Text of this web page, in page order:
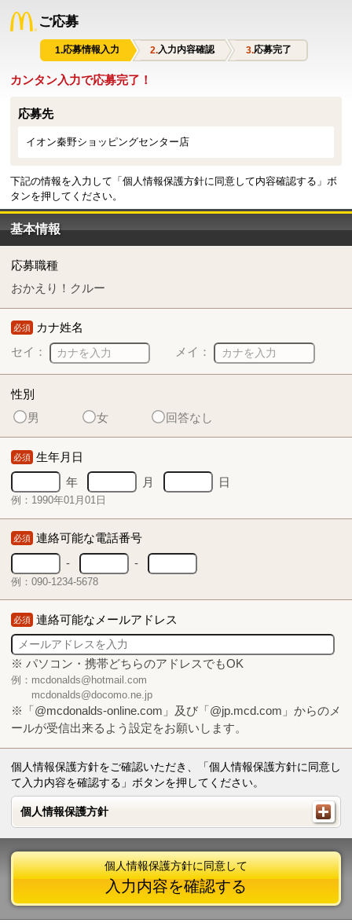
ご応募
応募情報入力 入力内容確認 応募完了
カンタン入力で応募完了！
応募先
イオン秦野ショッピングセンター店
下記の情報を入力して「個人情報保護方針に同意して内容確認する」ボ
タンを押してください。
基本情報
応募職種
おかえり！クルー
必須 カナ姓名
セイ：
メイ：
性別
男
女 回答なし
必須 生年月日
年
月 日
例：1990年01月01日
必須 連絡可能な電話番号
-
-
例：090-1234-5678
必須 連絡可能なメールアドレス
※ パソコン・携帯どちらのアドレスでもOK
例：mcdonalds@hotmail.com
mcdonalds@docomo.ne.jp
※「@mcdonalds-online.com」及び「@jp.mcd.com」からのメ
ールが受信出来るよう設定をお願いします。
個人情報保護方針をご確認いただき、「個人情報保護方針に同意し
て入力内容を確認する」ボタンを押してください。
個人情報保護方針
個人情報保護方針
個人情報保護方針に同意して
入力内容を確認する